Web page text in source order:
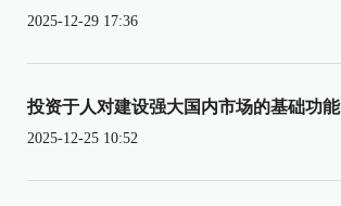
2025-12-29 17:36
投资于人对建设强大国内市场的基础功能
2025-12-25 10:52